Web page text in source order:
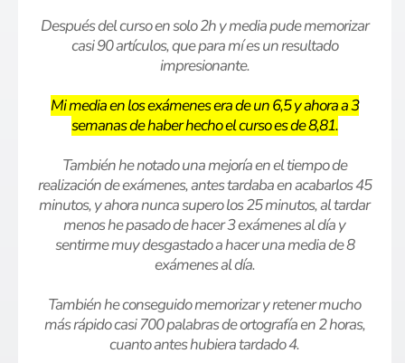
Después del curso en solo 2h y media pude memorizar
casi 90 artículos, que para mí es un resultado
impresionante.
Mi media en los exámenes era de un 6,5 y ahora a 3
semanas de haber hecho el curso es de 8,81.
También he notado una mejoría en el tiempo de
realización de exámenes, antes tardaba en acabarlos 45
minutos, y ahora nunca supero los 25 minutos, al tardar
menos he pasado de hacer 3 exámenes al día y
sentirme muy desgastado a hacer una media de 8
exámenes al día.
También he conseguido memorizar y retener mucho
más rápido casi 700 palabras de ortografía en 2 horas,
cuanto antes hubiera tardado 4.